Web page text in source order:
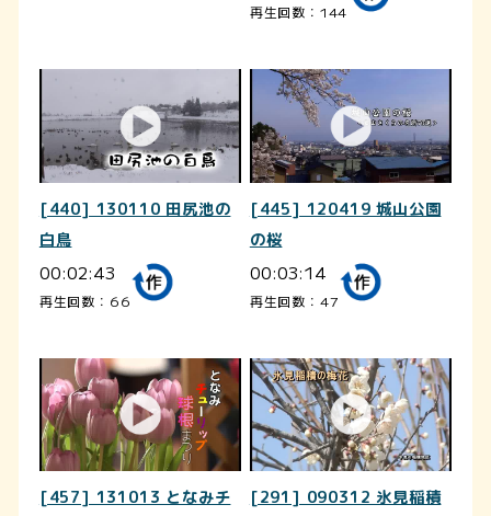
再生回数：144
[440] 130110 田尻池の
白鳥
00:02:43
再生回数：66
[445] 120419 城山公園
の桜
00:03:14
再生回数：47
[457] 131013 となみチ
[291] 090312 氷見稲積